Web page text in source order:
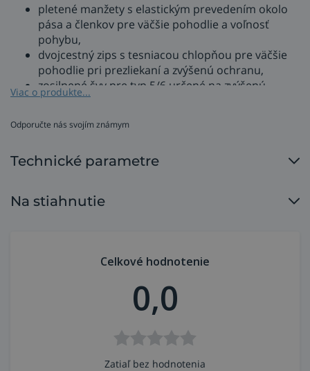
pletené manžety s elastickým prevedením okolo
pása a členkov pre väčšie pohodlie a voľnosť
pohybu,
dvojcestný zips s tesniacou chlopňou pre väčšie
pohodlie pri prezliekaní a zvýšenú ochranu,
zosilnené švy pre typ 5/6 určené na zvýšenú
ochranu,
podmienok smerníc OOPP,
produktu,
z vysoko priedušného a ľahkého 5-vrstvového
materiálu SSMMS - bol podrobený hĺbkovému
kategórie III, typ 5/6.
Odporúčané použitie ochranného
maľovanie, lakovanie a nátery,
brúsenie a leštenie kovov,
Viac o produkte...
Odporučte nás svojím známym
Technické parametre
Na stiahnutie
Celkové hodnotenie
0,0
Zatiaľ bez hodnotenia